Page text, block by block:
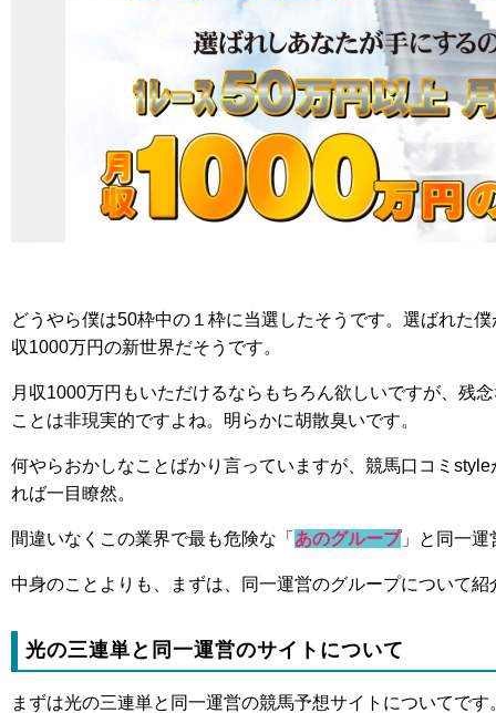
どうやら僕は50枠中の１枠に当選したそうです。選ばれた
収1000万円の新世界だそうです。
月収1000万円もいただけるならもちろん欲しいですが、残
ことは非現実的ですよね。明らかに胡散臭いです。
何やらおかしなことばかり言っていますが、競馬口コミ
れば一目瞭然。
間違いなくこの業界で最も危険な「 あのグループ」と同一運
中身のことよりも、まずは、同一運営のグループについて
光の三連単と同一運営のサイトについて
まずは光の三連単と同一運営の競馬予想サイトについてです